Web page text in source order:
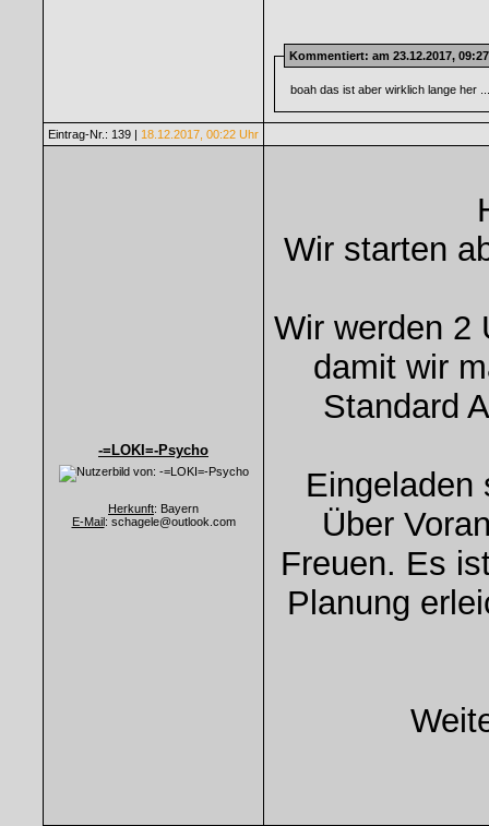
Kommentiert: am 23.12.2017,
boah das ist aber wirklich lange her
Eintrag-Nr.: 139 | 18.12.2017, 00:22 Uhr
-=LOKI=-Psycho
Herkunft: Bayern
E-Mail: schagele@outlook.com
Wir starten
Wir werden 2
damit wir
Standard
Eingeladen
Über
Freuen. Es
Planung